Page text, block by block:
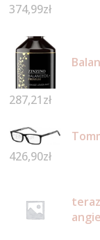
374,99zł
287,21zł
426,90zł